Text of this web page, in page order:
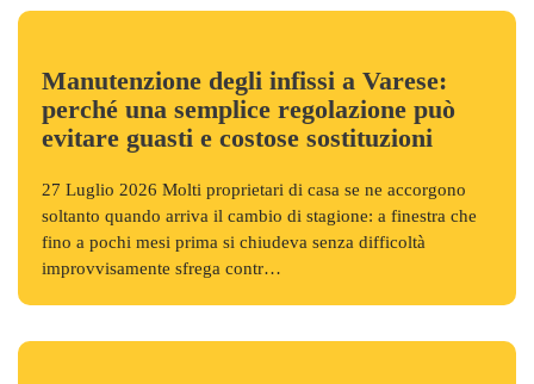
Manutenzione degli infissi a Varese:
perché una semplice regolazione può
evitare guasti e costose sostituzioni
27 Luglio 2026 Molti proprietari di casa se ne accorgono
soltanto quando arriva il cambio di stagione: a finestra che
fino a pochi mesi prima si chiudeva senza difficoltà
improvvisamente sfrega contr…